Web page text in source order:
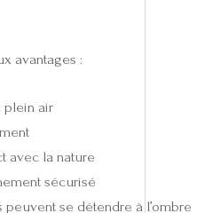
avantages :
plein air
avec la nature
sécurisé
peuvent se détendre à l’ombre